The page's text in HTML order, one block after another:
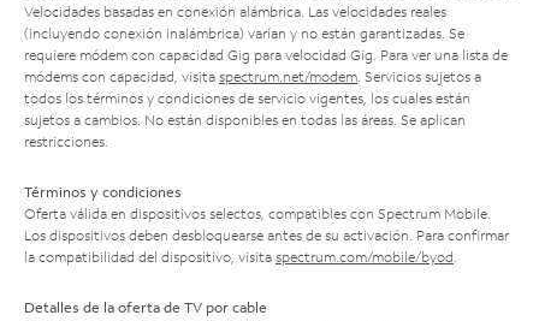
Velocidades basadas en conexión alámbrica. Las velocidades reales
(incluyendo conexión inalámbrica) varían y no están garantizadas. Se
requiere módem con capacidad Gig para velocidad Gig. Para ver una lista de
módems con capacidad, visita spectrum.net/modem . Servicios sujetos a
todos los términos y condiciones de servicio vigentes, los cuales están
sujetos a cambios. No están disponibles en todas las áreas. Se aplican
restricciones.
Términos y condiciones
Oferta válida en dispositivos selectos, compatibles con Spectrum Mobile.
Los dispositivos deben desbloquearse antes de su activación. Para confirmar
la compatibilidad del dispositivo, visita spectrum.com/mobile/byod
Detalles de la oferta de TV por cable